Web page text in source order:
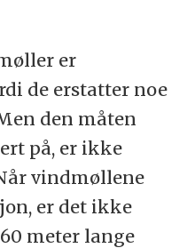
er
de erstatter noe
den måten
på, er ikke
vindmøllene
er det ikke
meter lange